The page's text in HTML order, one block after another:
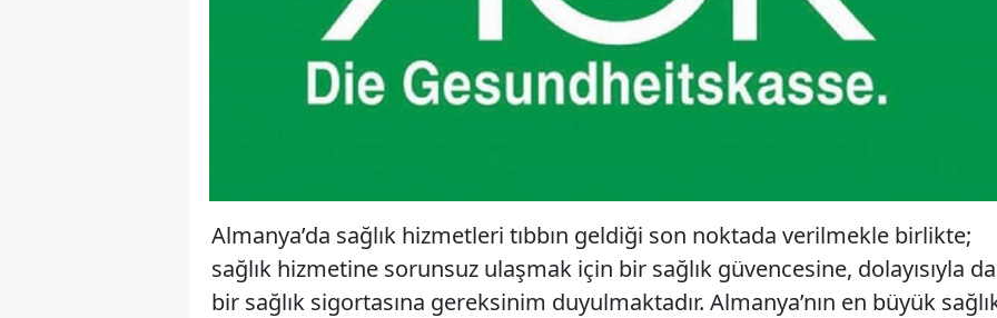
Almanya’da sağlık hizmetleri tıbbın geldiği son noktada verilmekle birlikte;
sağlık hizmetine sorunsuz ulaşmak için bir sağlık güvencesine, dolayısıyla da
bir sağlık sigortasına gereksinim duyulmaktadır. Almanya’nın en büyük